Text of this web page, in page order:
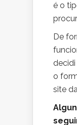
é o
De
o
site